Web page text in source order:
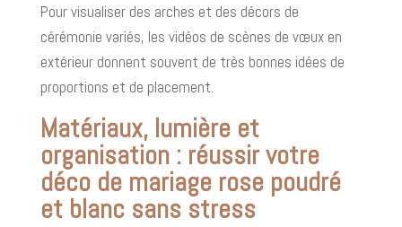
Pour visualiser des arches et des décors de
cérémonie variés, les vidéos de scènes de vœux en
extérieur donnent souvent de très bonnes idées de
proportions et de placement.
Matériaux, lumière et
organisation : réussir votre
déco de mariage rose poudré
et blanc sans stress